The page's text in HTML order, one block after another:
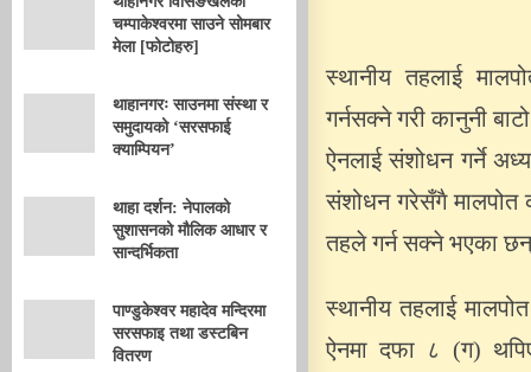
चम्पाकेश्वरमा साउने सोमबार
मेला [फोटोहरु]
थाहानगरः साउनमा संस्था र
समुदायको ‘सरसफाई
क्याम्पियन’
थाहा दर्शन: नेपालको
सुशासनको मौलिक आधार र
सान्दर्भिकता
पाण्डुकेश्वर महादेव मन्दिरमा
सरसफाइ तथा डस्टबिन
वितरण
स्थानीय तहलाई
गर्नसक्ने गरी कानुनी
ऐनलाई संशोधन गर्ने
संशोधन गरेसँगै मालपोत
तहले गर्न सक्ने भएका
स्थानीय तहलाई
ऐनमा दफा ८ (ग)